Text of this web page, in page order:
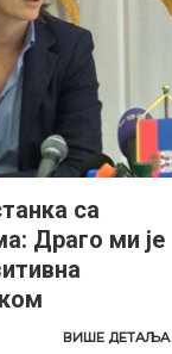
са
Драго ми је
ВИШЕ ДЕТАЉА